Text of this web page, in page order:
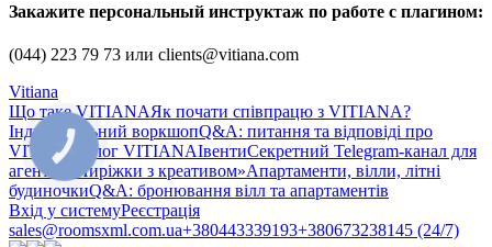
Закажите персональный инструктаж по работе с плагином:
(044) 223 79 73 или clients@vitiana.com
Vitiana
Що таке VITIANAЯк почати співпрацю з VITIANA?
Індивідуальний воркшопQ&A: питання та відповіді про
VITIANA
Блог VITIANAІвентиСекретний Telegram-канал для
агентів «Пиріжки з креативом»Апартаменти, вілли, літні
будиночкиQ&A: бронювання вілл та апартаментів
Вхід у системуРеєстрація
sales@roomsxml.com.ua+380443339193+380673238145 (24/7)
КНОПКА
ЗВ'ЯЗКУ